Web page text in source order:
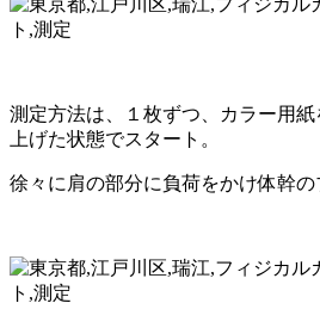
測定方法は、１枚ずつ、カラー用
上げた状態でスタート。
徐々に肩の部分に負荷をかけ体幹の